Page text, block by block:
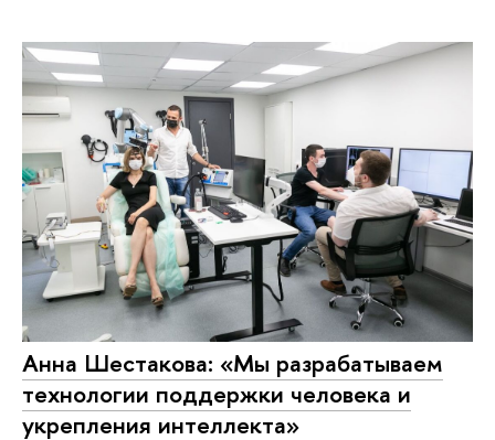
Анна Шестакова: «Мы разрабатываем
технологии поддержки человека и
укрепления интеллекта»